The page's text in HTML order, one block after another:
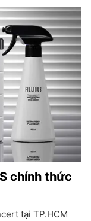
chính thức
tại TP.HCM